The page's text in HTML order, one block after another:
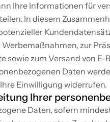
Ihre Informationen für
In diesem
zur
sowie zum Versand von
Daten
Einwilligung widerrufen.
Ihrer
Daten, sofern